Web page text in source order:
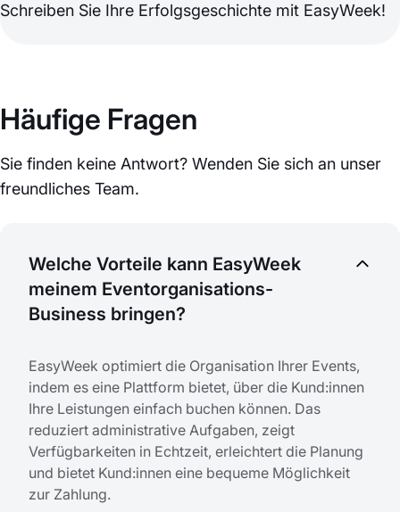
Schreiben Sie Ihre Erfolgsgeschichte mit EasyWeek!
Häufige Fragen
Sie finden keine Antwort? Wenden Sie sich an unser
freundliches Team.
Welche Vorteile kann EasyWeek
meinem Eventorganisations-
Business bringen?
EasyWeek optimiert die Organisation Ihrer Events,
indem es eine Plattform bietet, über die Kund:innen
Ihre Leistungen einfach buchen können. Das
reduziert administrative Aufgaben, zeigt
Verfügbarkeiten in Echtzeit, erleichtert die Planung
und bietet Kund:innen eine bequeme Möglichkeit
zur Zahlung.